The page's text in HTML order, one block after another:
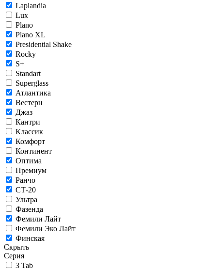
Laplandia
Lux
Plano
Plano XL
Presidential Shake
Rocky
S+
Standart
Superglass
Атлантика
Вестерн
Джаз
Кантри
Классик
Комфорт
Континент
Оптима
Премиум
Ранчо
СТ-20
Ультра
Фазенда
Фемили Лайт
Фемили Эко Лайт
Финская
Скрыть
Серия
3 Tab